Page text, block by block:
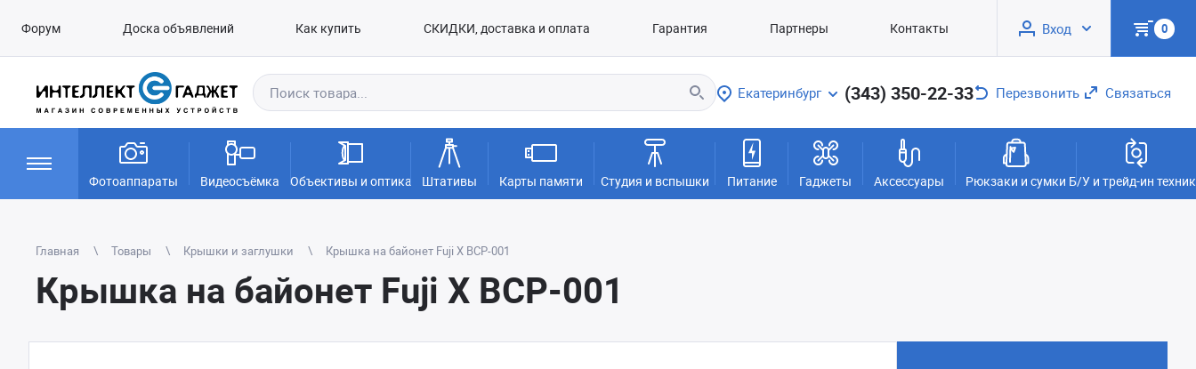
Форум Доска объявлений Как купить СКИДКИ, доставка и оплата Гарантия Партнеры Контакты Вход 0
Екатеринбург (343) 350-22-33 Перезвонить Связаться
Фотоаппараты Видеосъёмка Объективы и оптика Штативы Карты памяти Студия и вспышки Питание Гаджеты Аксессуары Рюкзаки и сумки Б/У и трейд-ин
Главная Товары Крышки и заглушки Крышка на байонет Fuji X BCP-001
Крышка на байонет Fuji X BCP-001